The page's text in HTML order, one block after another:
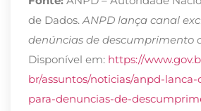
de Dados.ANPD lança canal
denúncias de descumprimento
Disponível em: https://
br/assuntos/noticias/anpd-
para-denuncias-de-